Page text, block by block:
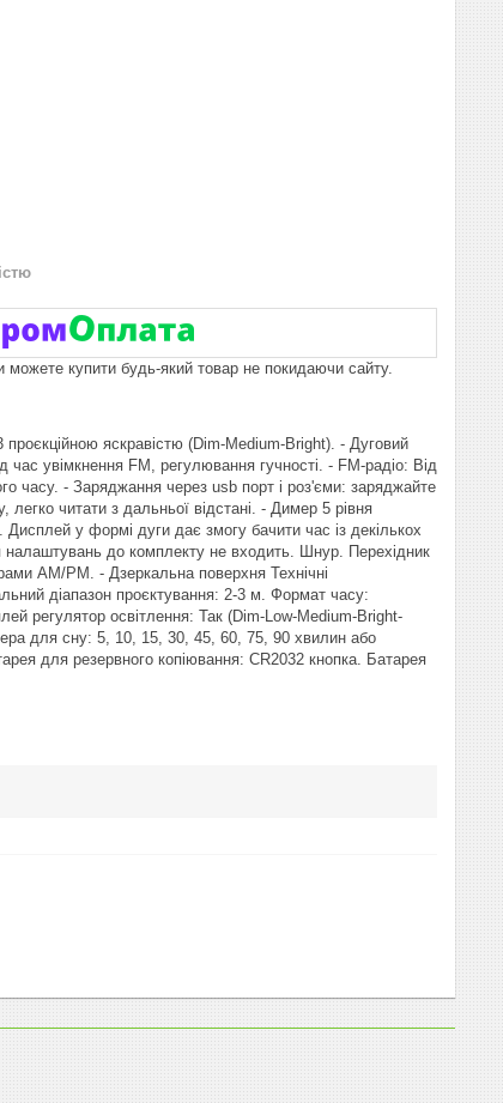
можете купити будь-який товар не покидаючи сайту.
яскравістю (Dim-Medium-Bright). - Дуговий
час увімкнення FM, регулювання гучності. - FM-радіо: Від
часу. - Заряджання через usb порт і роз'єми: заряджайте
читати з дальньої відстані. - Димер 5 рівня
у формі дуги дає змогу бачити час із декількох
налаштувань до комплекту не входить. Шнур. Перехідник
AM/PM. - Дзеркальна поверхня Технічні
діапазон проєктування: 2-3 м. Формат часу:
регулятор освітлення: Так (Dim-Low-Medium-Bright-
для сну: 5, 10, 15, 30, 45, 60, 75, 90 хвилин або
для резервного копіювання: CR2032 кнопка. Батарея